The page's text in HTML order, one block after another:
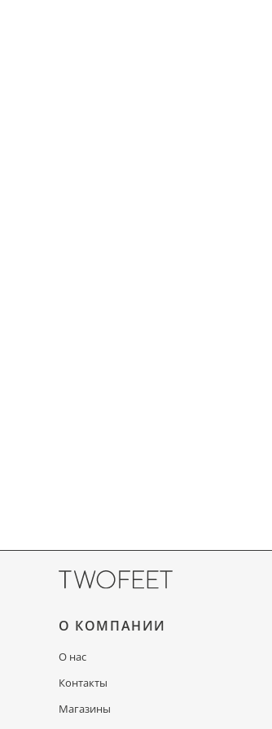
О КОМПАНИИ
О нас
Контакты
Магазины